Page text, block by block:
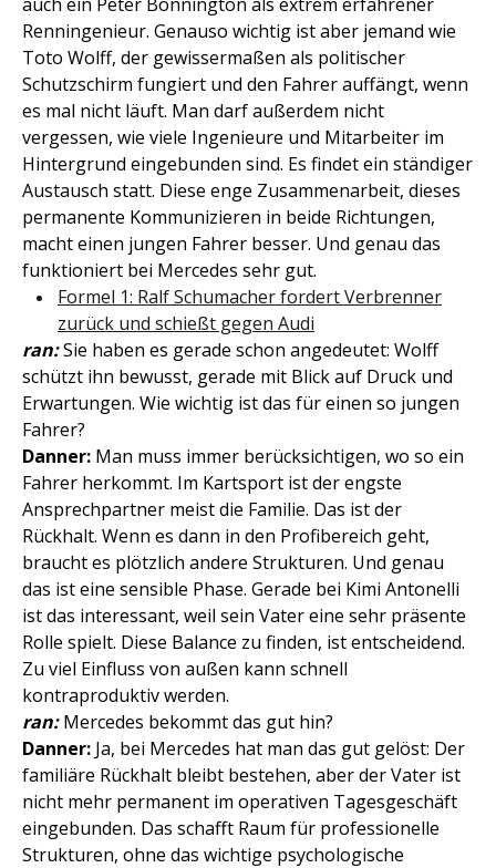
Renningenieur. Genauso wichtig ist aber jemand wie
Toto Wolff, der gewissermaßen als politischer
Schutzschirm fungiert und den Fahrer auffängt, wenn
es mal nicht läuft. Man darf außerdem nicht
vergessen, wie viele Ingenieure und Mitarbeiter im
Hintergrund eingebunden sind. Es findet ein ständiger
Austausch statt. Diese enge Zusammenarbeit, dieses
permanente Kommunizieren in beide Richtungen,
macht einen jungen Fahrer besser. Und genau das
funktioniert bei Mercedes sehr gut.
Formel 1: Ralf Schumacher fordert Verbrenner
zurück und schießt gegen Audi
ran:Sie haben es gerade schon angedeutet: Wolff
schützt ihn bewusst, gerade mit Blick auf Druck und
Erwartungen. Wie wichtig ist das für einen so jungen
Fahrer?
Danner: Man muss immer berücksichtigen, wo so ein
Fahrer herkommt. Im Kartsport ist der engste
Ansprechpartner meist die Familie. Das ist der
Rückhalt. Wenn es dann in den Profibereich geht,
braucht es plötzlich andere Strukturen. Und genau
das ist eine sensible Phase. Gerade bei Kimi Antonelli
ist das interessant, weil sein Vater eine sehr präsente
Rolle spielt. Diese Balance zu finden, ist entscheidend.
Zu viel Einfluss von außen kann schnell
kontraproduktiv werden.
ran:Mercedes bekommt das gut hin?
Danner: Ja, bei Mercedes hat man das gut gelöst: Der
familiäre Rückhalt bleibt bestehen, aber der Vater ist
nicht mehr permanent im operativen Tagesgeschäft
eingebunden. Das schafft Raum für professionelle
Strukturen, ohne das wichtige psychologische